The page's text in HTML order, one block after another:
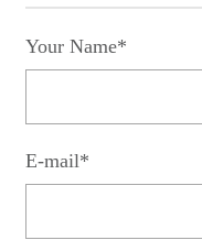
Your Name*
E-mail*